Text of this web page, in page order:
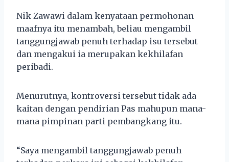
Nik Zawawi dalam kenyataan permohonan
maafnya itu menambah, beliau mengambil
tanggungjawab penuh terhadap isu tersebut
dan mengakui ia merupakan kekhilafan
peribadi.
Menurutnya, kontroversi tersebut tidak ada
kaitan dengan pendirian Pas mahupun mana-
mana pimpinan parti pembangkang itu.
“Saya mengambil tanggungjawab penuh